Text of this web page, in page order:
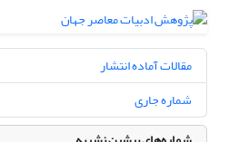
مقالات آماده انتشار
شماره جاری